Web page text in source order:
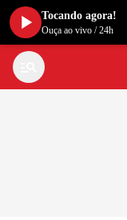
Tocando agora!
Ouça ao vivo /24h